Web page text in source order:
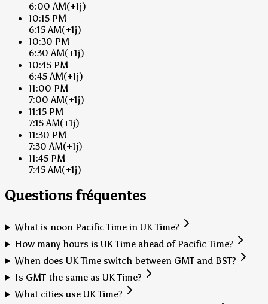
6:00 AM(+1j)
10:15 PM
6:15 AM(+1j)
10:30 PM
6:30 AM(+1j)
10:45 PM
6:45 AM(+1j)
11:00 PM
7:00 AM(+1j)
11:15 PM
7:15 AM(+1j)
11:30 PM
7:30 AM(+1j)
11:45 PM
7:45 AM(+1j)
Questions fréquentes
What is noon Pacific Time in UK Time?
How many hours is UK Time ahead of Pacific Time?
When does UK Time switch between GMT and BST?
Is GMT the same as UK Time?
What cities use UK Time?